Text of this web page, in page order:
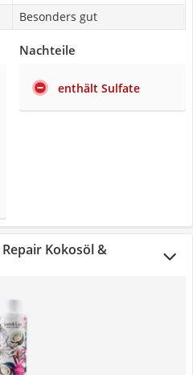
Besonders gut
Nachteile
enthält Sulfate
Kokosöl &